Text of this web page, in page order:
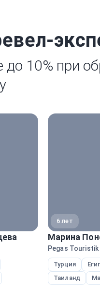
до 10% при
6 лет
Марина
Pegas Touristik
Турция
Таиланд